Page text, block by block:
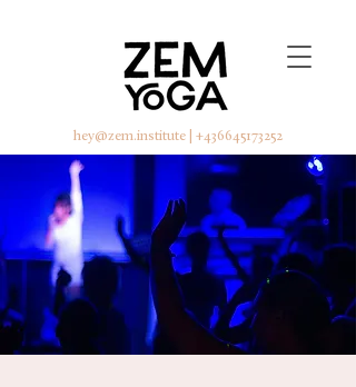
hey@zem.institute| +436645173252